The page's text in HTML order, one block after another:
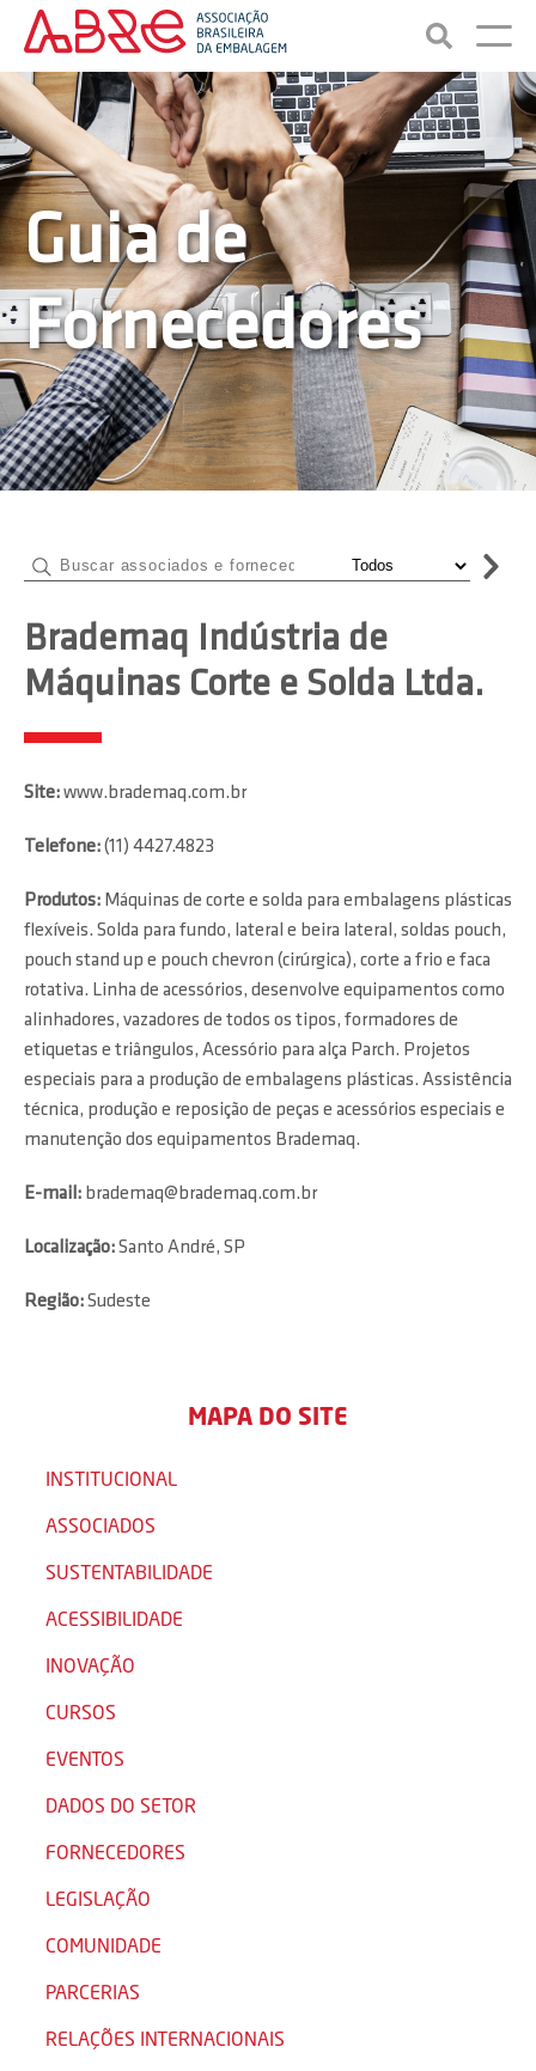
Guia de
Fornecedores
Brademaq Indústria de
Máquinas Corte e Solda Ltda.
Site:www.brademaq.com.br
Telefone:(11) 4427.4823
Produtos: Máquinas de corte e solda para embalagens plásticas
flexíveis. Solda para fundo, lateral e beira lateral, soldas pouch,
pouch stand up e pouch chevron (cirúrgica), corte a frio e faca
rotativa. Linha de acessórios, desenvolve equipamentos como
alinhadores, vazadores de todos os tipos, formadores de
etiquetas e triângulos, Acessório para alça Parch. Projetos
especiais para a produção de embalagens plásticas. Assistência
técnica, produção e reposição de peças e acessórios especiais e
manutenção dos equipamentos Brademaq.
E-mail: brademaq@brademaq.com.br
Localização:Santo André, SP
Região:Sudeste
MAPA DO SITE
INSTITUCIONAL
ASSOCIADOS
SUSTENTABILIDADE
ACESSIBILIDADE
INOVAÇÃO
CURSOS
EVENTOS
DADOS DO SETOR
FORNECEDORES
LEGISLAÇÃO
COMUNIDADE
PARCERIAS
RELAÇÕES INTERNACIONAIS